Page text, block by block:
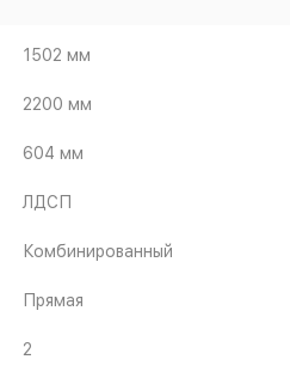
1502 мм
2200 мм
604 мм
ЛДСП
Комбинированный
Прямая
2